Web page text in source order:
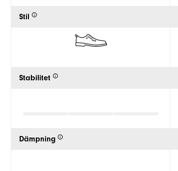
Stil
Stabilitet
Dämpning